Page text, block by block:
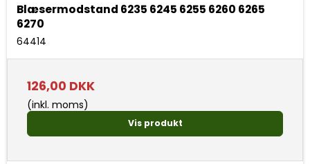
Blæsermodstand 6235 6245 6255 6260 6265
6270
64414
126,00 DKK
(inkl. moms)
Vis produkt